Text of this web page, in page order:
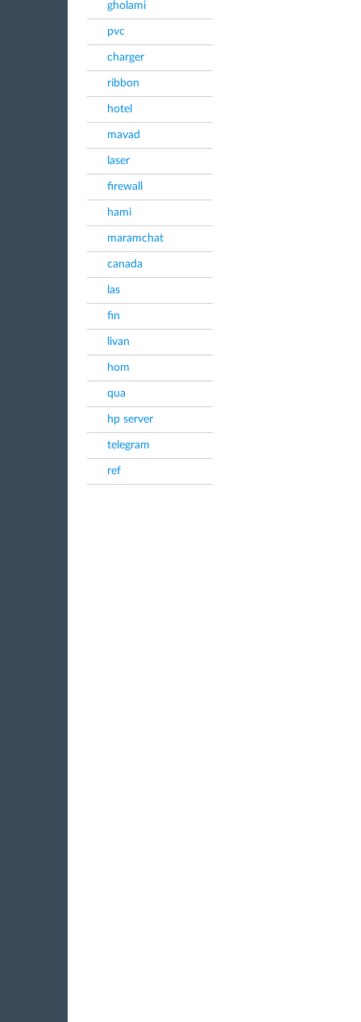
gholami
pvc
charger
ribbon
hotel
mavad
laser
firewall
hami
maramchat
canada
las
fin
livan
hom
qua
hp server
telegram
ref